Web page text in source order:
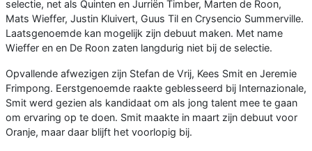
selectie, net als Quinten en Jurriën Timber, Marten de Roon,
Mats Wieffer, Justin Kluivert, Guus Til en Crysencio Summerville.
Laatsgenoemde kan mogelijk zijn debuut maken. Met name
Wieffer en en De Roon zaten langdurig niet bij de selectie.
Opvallende afwezigen zijn Stefan de Vrij, Kees Smit en Jeremie
Frimpong. Eerstgenoemde raakte geblesseerd bij Internazionale,
Smit werd gezien als kandidaat om als jong talent mee te gaan
om ervaring op te doen. Smit maakte in maart zijn debuut voor
Oranje, maar daar blijft het voorlopig bij.